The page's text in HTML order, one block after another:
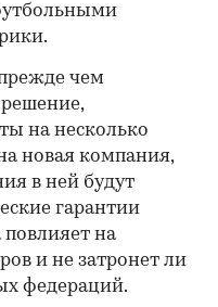
чем
на несколько
новая компания,
в ней будут
гарантии
повлияет на
и не затронет ли
федераций.